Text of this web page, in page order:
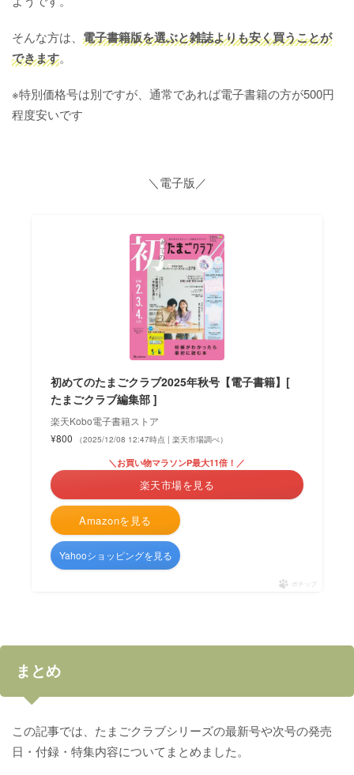
そんな方は、 電子書籍版を選ぶと雑誌よりも安く買うことが
できます。
※特別価格号は別ですが、通常であれば電子書籍の方が500円
程度安いです
＼電子版／
初めてのたまごクラブ2025年秋号【電子書籍】[
たまごクラブ編集部 ]
楽天Kobo電子書籍ストア
¥800
（2025/12/08 12:47時点 | 楽天市場調べ）
Amazonを見る
＼お買い物マラソンP最大11倍！／
楽天市場を見る
Yahooショッピングを見る
ポチップ
まとめ
この記事では、たまごクラブシリーズの最新号や次号の発売
日・付録・特集内容についてまとめました。